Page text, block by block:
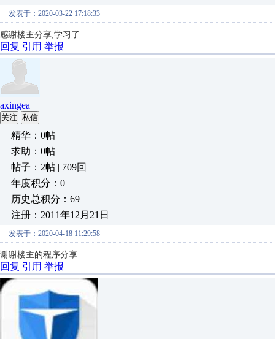
发表于：2020-03-22 17:18:33
感谢楼主分享,学习了
回复 引用 举报
axingea
关注 私信
精华：0帖
求助：0帖
帖子：2帖 | 709回
年度积分：0
历史总积分：69
注册：2011年12月21日
发表于：2020-04-18 11:29:58
谢谢楼主的程序分享
回复 引用 举报